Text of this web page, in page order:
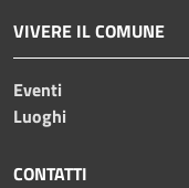
VIVERE IL COMUNE
Eventi
Luoghi
CONTATTI